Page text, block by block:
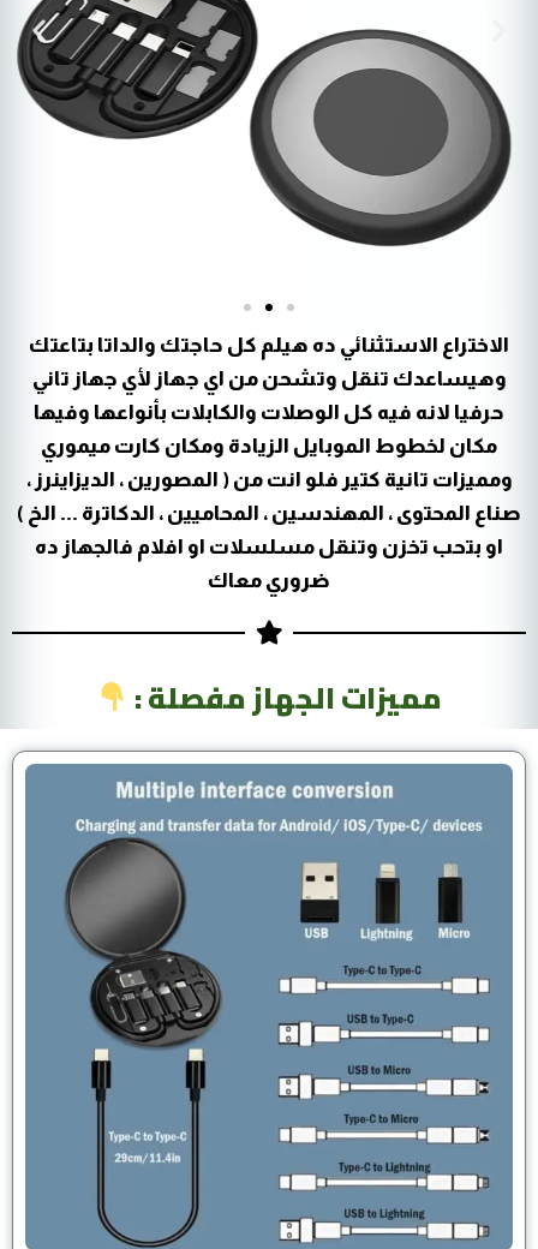
الاختراع الاستثنائي ده هيلم كل حاجتك والداتا بتاعتك
وهيساعدك تنقل وتشحن من اي جهاز لأي جهاز تاني
حرفيا لانه فيه كل الوصلات والكابلات بأنواعها وفيها
مكان لخطوط الموبايل الزيادة ومكان كارت ميموري
ومميزات تانية كتير فلو انت من ( المصورين ، الديزاينرز ،
صناع المحتوى ، المهندسين ، المحاميين ، الدكاترة ... الخ )
او بتحب تخزن وتنقل مسلسلات او افلام فالجهاز ده
ضروري معاك
مميزات الجهاز مفصلة :